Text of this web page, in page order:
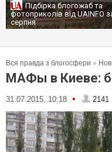
Підбірка блогожаб та
фотоприколів від UAINFO
серпня
Вся правда з блогосфери »
МАФы в Киеве:
31.07.2015, 10:18 • 2141